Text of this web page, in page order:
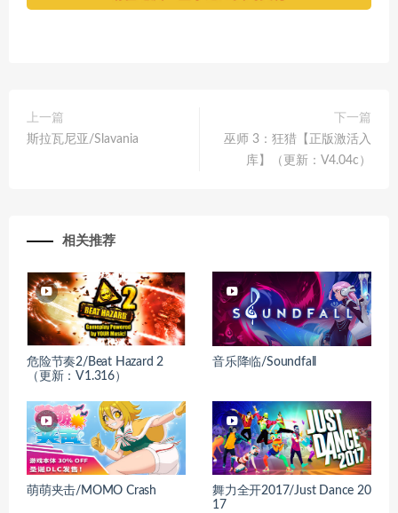
上一篇
斯拉瓦尼亚/Slavania
下一篇
巫师 3：狂猎【正版激活入
库】（更新：V4.04c）
相关推荐
危险节奏2/Beat Hazard 2
（更新：V1.316）
音乐降临/Soundfall
萌萌夹击/MOMO Crash
舞力全开2017/Just Dance 20
17